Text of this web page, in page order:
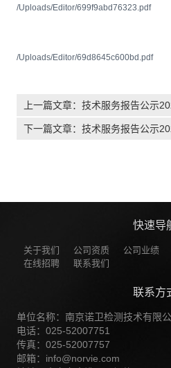
/Uploads/Editor/699f9abd76323.pdf
/Uploads/Editor/69d8645c600bd.pdf
上一篇文章： 技术服务报告公示
下一篇文章： 技术服务报告公示
快速导
关于我们 公司资质 公司业绩
在线招聘
联系我们
联系方
单位名称：南京诺卫检测技术有限
电话：025-52007751
传真：025-52007757
邮箱：info@norvie.com